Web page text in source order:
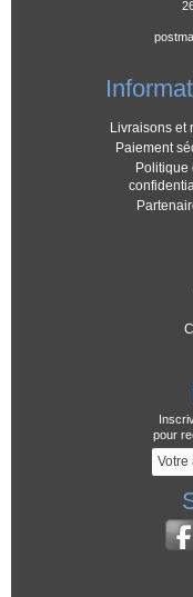
Encore un grand
Livraisons et
Paiement
Politique
pour